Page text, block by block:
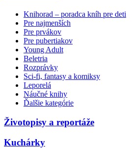
Knihorad – poradca kníh pre deti
Pre najmenších
Pre prvákov
Pre pubertiakov
Young Adult
Beletria
Rozprávky
Sci-fi, fantasy a komiksy
Leporelá
Náučné knihy
Ďalšie kategórie
Životopisy a reportáže
Kuchárky